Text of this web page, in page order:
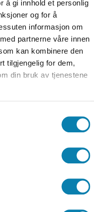
å gi innhold et personlig
og for å
informasjon om
partnerne våre innen
kan kombinere den
tilgjengelig for dem,
din bruk av tjenestene
sirkulasjon,
å forstå
av forverret
2 (NEWS2) og